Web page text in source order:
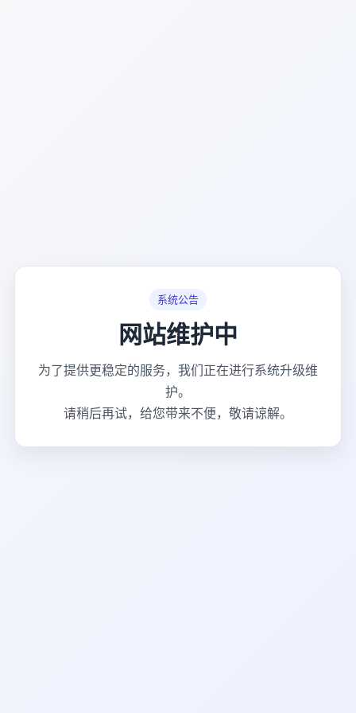
系统公告
网站维护中
为了提供更稳定的服务，我们正在进行系统升级维
护。
请稍后再试，给您带来不便，敬请谅解。